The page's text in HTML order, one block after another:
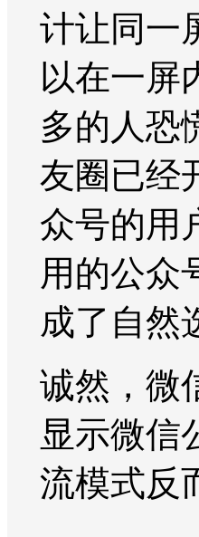
计让同一
以在一屏
多的人恐
友圈已经
众号的用
用的公众
成了自然
诚然，微
显示微信
流模式反